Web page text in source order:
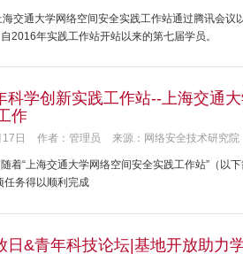
交通大学网络空间安全实践工作站通过腾讯会议
2016年实践工作站开站以来的第七届学员。
科学创新实践工作站--上海交通
作
日 作者：管理员 来源：网络安全技术研究院
着“上海交通大学网络空间安全实践工作站”（以
任务得以顺利完成
日&青年科技论坛|基地开放助力